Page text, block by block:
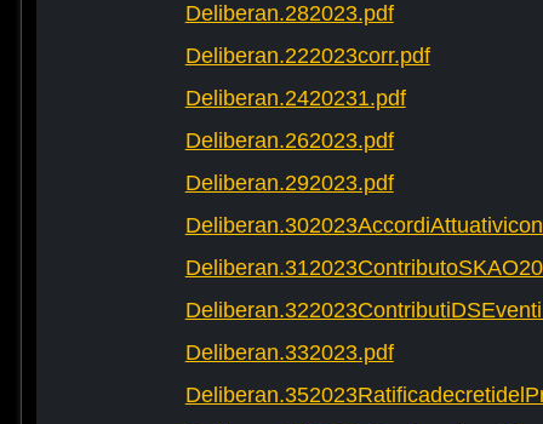
Deliberan.282023.pdf
Deliberan.222023corr.pdf
Deliberan.2420231.pdf
Deliberan.262023.pdf
Deliberan.292023.pdf
Deliberan.332023.pdf